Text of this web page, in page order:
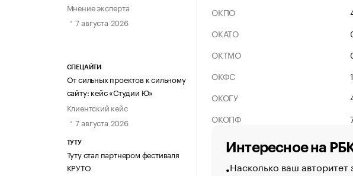
Мнение эксперта
7 августа 2026
СПЕЦАЙТИ
От сильных проектов к сильному
сайту: кейс «Студии Ю»
Клиентский кейс
7 августа 2026
ТУТУ
Туту стал партнером фестиваля
КРУТО
ОКПО
ОКАТО
ОКТМО
ОКФС
ОКОГУ
ОКОПФ
Интересное на
Насколько ваш авторитет